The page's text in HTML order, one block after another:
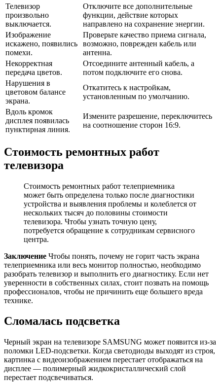
Телевизор
произвольно
выключается.
Отключите все дополнительные
функции, действие которых
направлено на сохранение энергии.
Изображение
искажено, появились
помехи.
Проверьте качество приема сигнала,
возможно, поврежден кабель или
антенна.
Некорректная
передача цветов.
Отсоедините антенный кабель, а
потом подключите его снова.
Нарушения в
цветовом балансе
экрана.
Откатитесь к настройкам,
установленным по умолчанию.
Вдоль кромок
дисплея появилась
пунктирная линия.
Измените разрешение, переключитесь
на соотношение сторон 16:9.
Стоимость ремонтных работ
телевизора
Стоимость ремонтных работ телеприемника
может быть определена только после диагностики
устройства и выявления проблемы и колеблется от
нескольких тысяч до половины стоимости
телевизора. Чтобы узнать точную цену,
потребуется обращение к сотрудникам сервисного
центра.
Заключение Чтобы понять, почему не горит часть экрана
телеприемника или весь монитор полностью, необходимо
разобрать телевизор и выполнить его диагностику. Если нет
уверенности в собственных силах, стоит позвать на помощь
профессионалов, чтобы не причинить еще большего вреда
технике.
Сломалась подсветка
Черный экран на телевизоре SAMSUNG может появится из-за
поломки LED-подсветки. Когда светодиоды выходят из строя,
картинка с видеоизображением перестает отображаться на
дисплее — полимерный жидкокристаллический слой
перестает подсвечиваться.